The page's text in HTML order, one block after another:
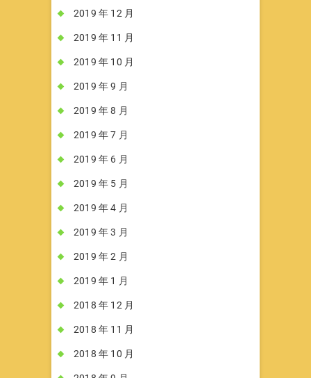
2019 年 12 月
2019 年 11 月
2019 年 10 月
2019 年 9 月
2019 年 8 月
2019 年 7 月
2019 年 6 月
2019 年 5 月
2019 年 4 月
2019 年 3 月
2019 年 2 月
2019 年 1 月
2018 年 12 月
2018 年 11 月
2018 年 10 月